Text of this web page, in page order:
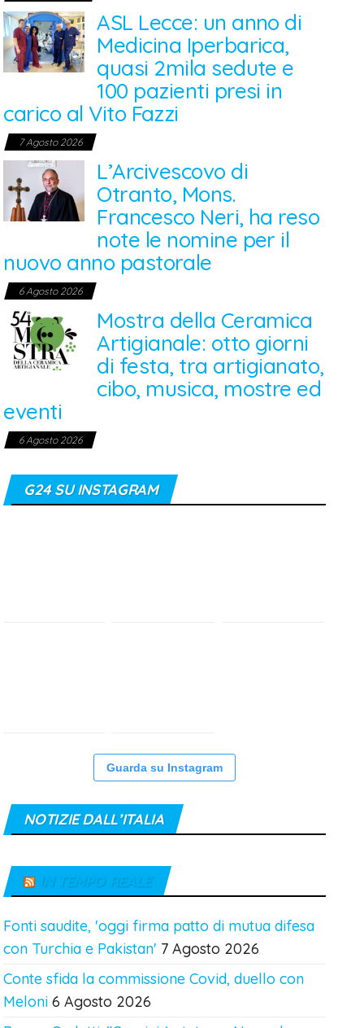
ASL Lecce: un anno di
Medicina Iperbarica,
quasi 2mila sedute e
100 pazienti presi in
carico al Vito Fazzi
7 Agosto 2026
L’Arcivescovo di
Otranto, Mons.
Francesco Neri, ha reso
note le nomine per il
nuovo anno pastorale
6 Agosto 2026
Mostra della Ceramica
Artigianale: otto giorni
di festa, tra artigianato,
cibo, musica, mostre ed
eventi
6 Agosto 2026
G24 SU INSTAGRAM
Guarda su Instagram
NOTIZIE DALL’ITALIA
IN TEMPO REALE
Fonti saudite, 'oggi firma patto di mutua difesa
con Turchia e Pakistan' 7 Agosto 2026
Conte sfida la commissione Covid, duello con
Meloni 6 Agosto 2026